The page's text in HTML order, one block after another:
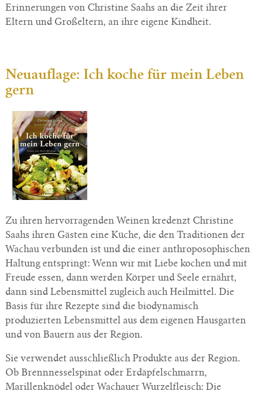
Erinnerungen von Christine Saahs an die Zeit ihrer
Eltern und Großeltern, an ihre eigene Kindheit.
Neuauflage: Ich koche für mein Leben
gern
Zu ihren hervorragenden Weinen kredenzt Christine
Saahs ihren Gästen eine Küche, die den Traditionen der
Wachau verbunden ist und die einer anthroposophischen
Haltung entspringt: Wenn wir mit Liebe kochen und mit
Freude essen, dann werden Körper und Seele ernährt,
dann sind Lebensmittel zugleich auch Heilmittel. Die
Basis für ihre Rezepte sind die biodynamisch
produzierten Lebensmittel aus dem eigenen Hausgarten
und von Bauern aus der Region.
Sie verwendet ausschließlich Produkte aus der Region.
Ob Brennnesselspinat oder Erdäpfelschmarrn,
Marillenknödel oder Wachauer Wurzelfleisch: Die